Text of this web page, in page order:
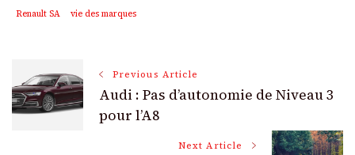
Renault SA
vie des marques
Post
Navigation
Previous Article
Audi : Pas d’autonomie de Niveau 3
pour l’A8
Next Article